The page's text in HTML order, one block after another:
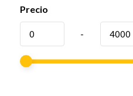
Precio
-